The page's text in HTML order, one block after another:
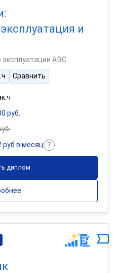
и
АЭС
Сравнить
руб.
руб в месяц
диплом